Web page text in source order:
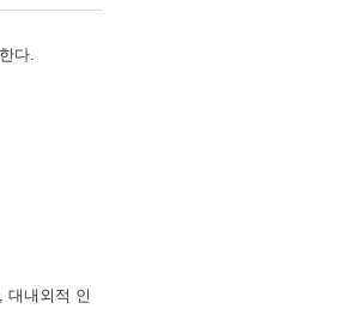
다.
대내외적 인